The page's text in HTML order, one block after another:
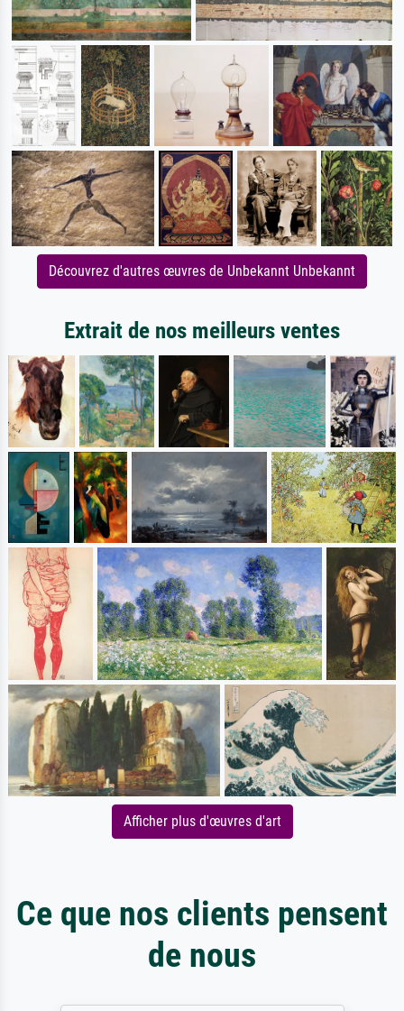
Découvrez d'autres œuvres de Unbekannt Unbekannt
Extrait de nos meilleurs ventes
Afficher plus d'œuvres d'art
Ce que nos clients pensent
de nous